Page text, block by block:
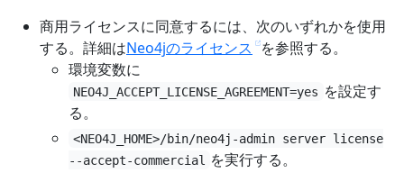
商用ライセンスに同意するには、次のいずれかを使用
する。詳細はNeo4jのライセンス を参照する。
環境変数に
NEO4J_ACCEPT_LICENSE_AGREEMENT=yes を設定す
る。
<NEO4J_HOME>/bin/neo4j-admin server license
--accept-commercial
を実行する。